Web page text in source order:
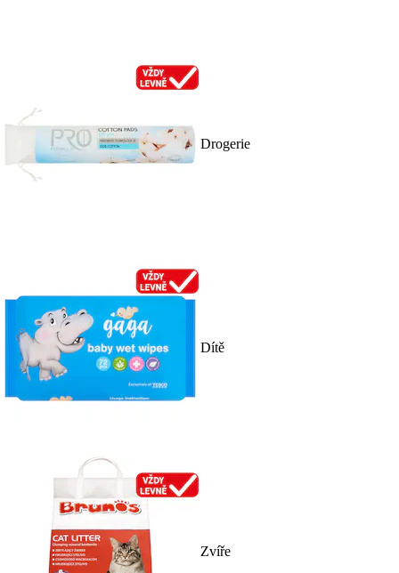
Drogerie
Dítě
Zvíře